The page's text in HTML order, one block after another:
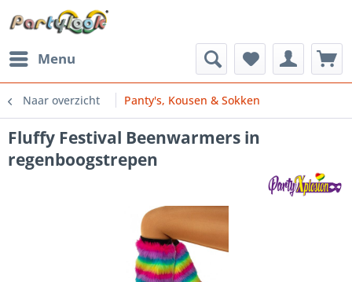
Menu
Naar overzicht Panty's, Kousen & Sokken
Fluffy Festival Beenwarmers in
regenboogstrepen